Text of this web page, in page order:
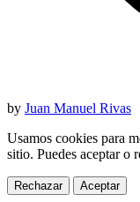
by Juan Manuel Rivas
Usamos cookies para
sitio. Puedes aceptar o
Rechazar Aceptar